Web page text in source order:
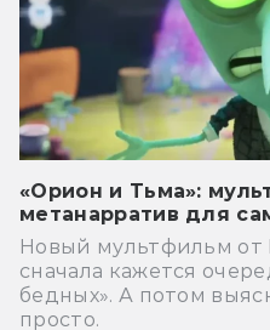
«Орион и Тьма»:
метанарратив для
Новый мультфильм от
сначала кажется
бедных». А потом
просто.